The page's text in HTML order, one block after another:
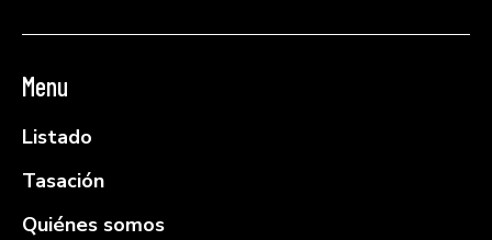
Menu
Listado
Tasación
Quiénes somos